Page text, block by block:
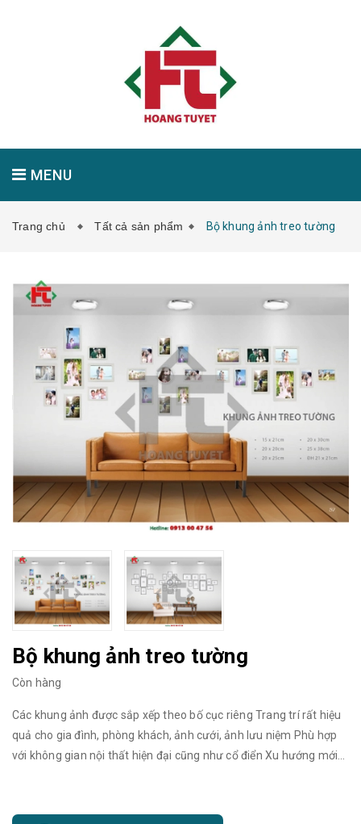
MENU
Trang chủ Tất cả sản phẩm Bộ khung ảnh treo tường
Bộ khung ảnh treo tường
Còn hàng
Các khung ảnh được sắp xếp theo bố cục riêng Trang trí rất hiệu
quả cho gia đình, phòng khách, ảnh cưới, ảnh lưu niệm Phù hợp
với không gian nội thất hiện đại cũng như cổ điển Xu hướng mới